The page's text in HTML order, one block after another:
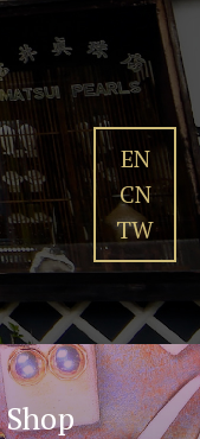
EN
CN
TW